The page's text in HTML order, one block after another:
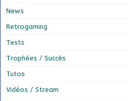
News
Retrogaming
Tests
Trophées / Succès
Tutos
Vidéos / Stream